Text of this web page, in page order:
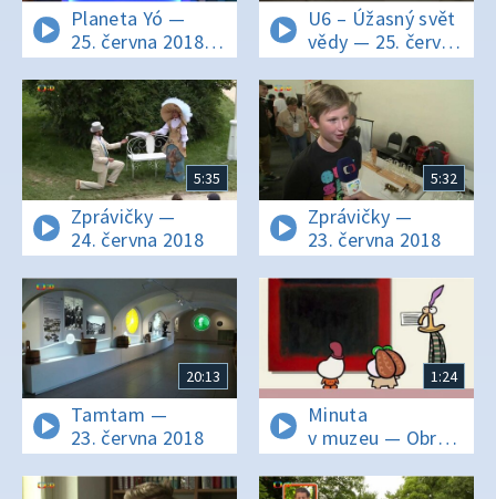
Planeta Yó —
25. června 2018
16:25
U6 – Úžasný svět
vědy — 25. června
2018
5:35
Zprávičky —
24. června 2018
5:32
Zprávičky —
23. června 2018
20:13
Tamtam —
23. června 2018
1:24
Minuta
v muzeu — Obraz
Světle červená na
černé